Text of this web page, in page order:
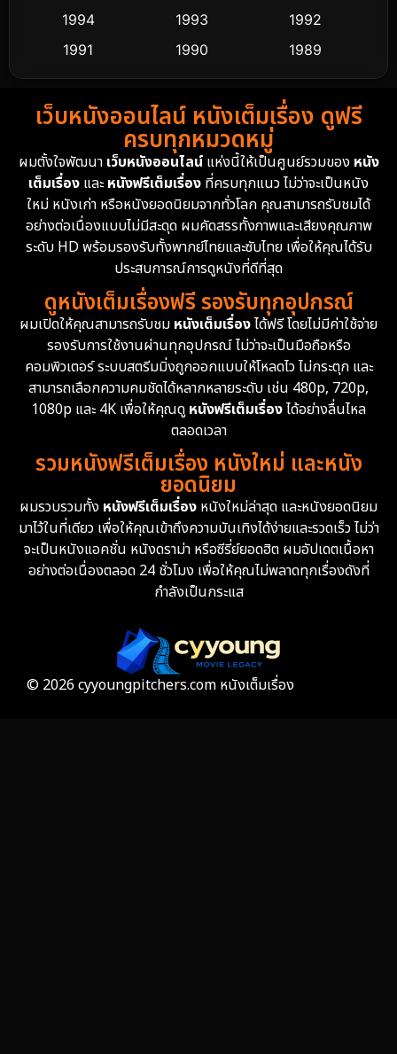
Dance เต้น
Detective สืบสวน
Detective สืบสวน
Disney+ 4
Documentary สารคดี 95
Drama ดราม่า
Dystopian 16
Emotional 61
Epic มหากาพย์ 225
Family ครอบครัว 372
Fantasy จินตนาการ 339
Fiction 9
1994
1993
1992
1991
1990
1989
1988
1986
1985
1983
1982
1981
1974
1962
เว็บหนังออนไลน์ หนังเต็มเรื่อง ดูฟรี
ครบทุกหมวดหมู่
ผมตั้งใจพัฒนา เว็บหนังออนไลน์แห่งนี้ให้เป็นศูนย์รวมของ หนัง
เต็มเรื่อง และหนังฟรีเต็มเรื่อง ที่ครบทุกแนว ไม่ว่าจะเป็นหนัง
ใหม่ หนังเก่า หรือหนังยอดนิยมจากทั่วโลก คุณสามารถรับชมได้
อย่างต่อเนื่องแบบไม่มีสะดุด ผมคัดสรรทั้งภาพและเสียงคุณภาพ
ระดับ HD พร้อมรองรับทั้งพากย์ไทยและซับไทย เพื่อให้คุณได้รับ
ประสบการณ์การดูหนังที่ดีที่สุด
ดูหนังเต็มเรื่องฟรี รองรับทุกอุปกรณ์
ผมเปิดให้คุณสามารถรับชม หนังเต็มเรื่องได้ฟรี โดยไม่มีค่าใช้จ่าย
รองรับการใช้งานผ่านทุกอุปกรณ์ ไม่ว่าจะเป็นมือถือหรือ
คอมพิวเตอร์ ระบบสตรีมมิ่งถูกออกแบบให้โหลดไว ไม่กระตุก และ
สามารถเลือกความคมชัดได้หลากหลายระดับ เช่น 480p, 720p,
1080p และ 4K เพื่อให้คุณดูหนังฟรีเต็มเรื่องได้อย่างลื่นไหล
ตลอดเวลา
รวมหนังฟรีเต็มเรื่อง หนังใหม่ และหนัง
ยอดนิยม
ผมรวบรวมทั้ง หนังฟรีเต็มเรื่อง หนังใหม่ล่าสุด และหนังยอดนิยม
มาไว้ในที่เดียว เพื่อให้คุณเข้าถึงความบันเทิงได้ง่ายและรวดเร็ว ไม่ว่า
จะเป็นหนังแอคชั่น หนังดราม่า หรือซีรี่ย์ยอดฮิต ผมอัปเดตเนื้อหา
อย่างต่อเนื่องตลอด 24 ชั่วโมง เพื่อให้คุณไม่พลาดทุกเรื่องดังที่
กำลังเป็นกระแส
© 2026 cyyoungpitchers.com หนังเต็มเรื่อง